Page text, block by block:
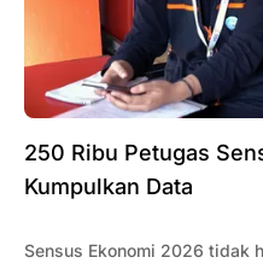
250 Ribu Petugas
Kumpulkan Data
Sensus Ekonomi 2026 tidak